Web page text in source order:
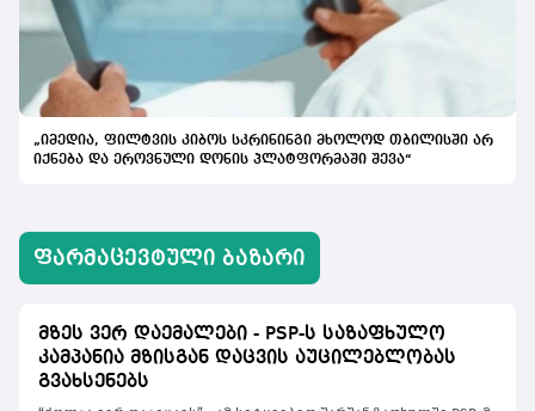
„იმედია, ფილტვის კიბოს სკრინინგი მხოლოდ თბილისში არ
იქნება და ეროვნული დონის პლატფორმაში შევა“
ᲤᲐᲠᲛᲐᲪᲔᲕᲢᲣᲚᲘ ᲑᲐᲖᲐᲠᲘ
მზეს ვერ დაემალები - PSP-ს საზაფხულო
კამპანია მზისგან დაცვის აუცილებლობას
გვახსენებს